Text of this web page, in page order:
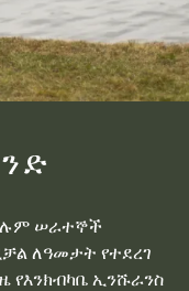
ሠራተኞች
ለዓመታት የተደረገ
የእንክብካቤ ኢንሹራንስ